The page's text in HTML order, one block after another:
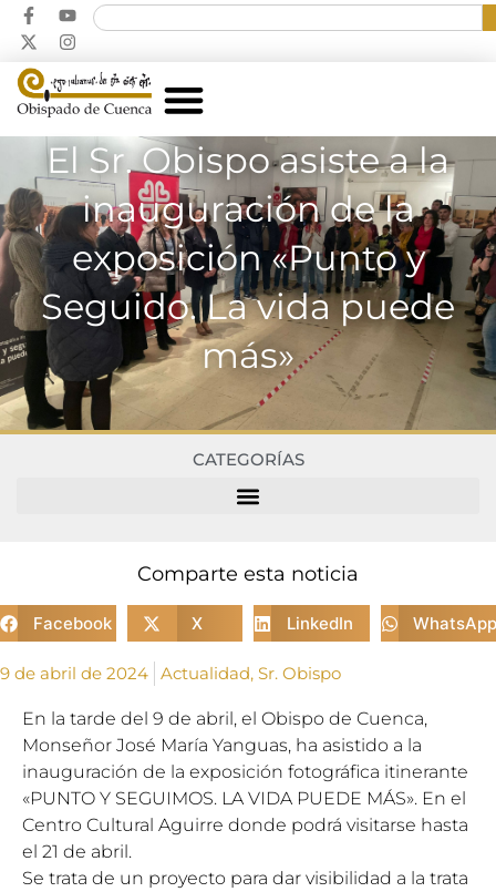
El Sr. Obispo asiste a la
inauguración de la
exposición «Punto y
Seguido. La vida puede
más»
CATEGORÍAS
Comparte esta noticia
Facebook X LinkedIn WhatsApp
9 de abril de 2024 Actualidad, Sr. Obispo
En la tarde del 9 de abril, el Obispo de Cuenca,
Monseñor José María Yanguas, ha asistido a la
inauguración de la exposición fotográfica itinerante
«PUNTO Y SEGUIMOS. LA VIDA PUEDE MÁS». En el
Centro Cultural Aguirre donde podrá visitarse hasta
el 21 de abril.
Se trata de un proyecto para dar visibilidad a la trata